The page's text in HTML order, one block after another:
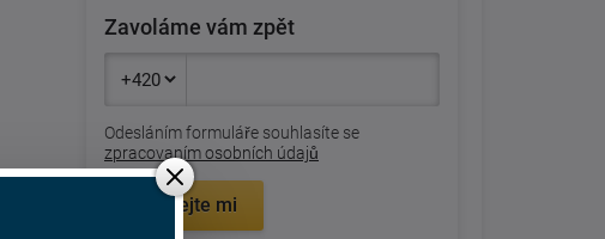
Zavoláme vám zpět
Odesláním formuláře souhlasíte se
zpracovaním osobních údajů
Zavolejte mi